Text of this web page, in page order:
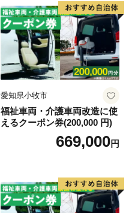
愛知県小牧市
福祉車両・介護車両改造に使
えるクーポン券(200,000 円)
669,000円